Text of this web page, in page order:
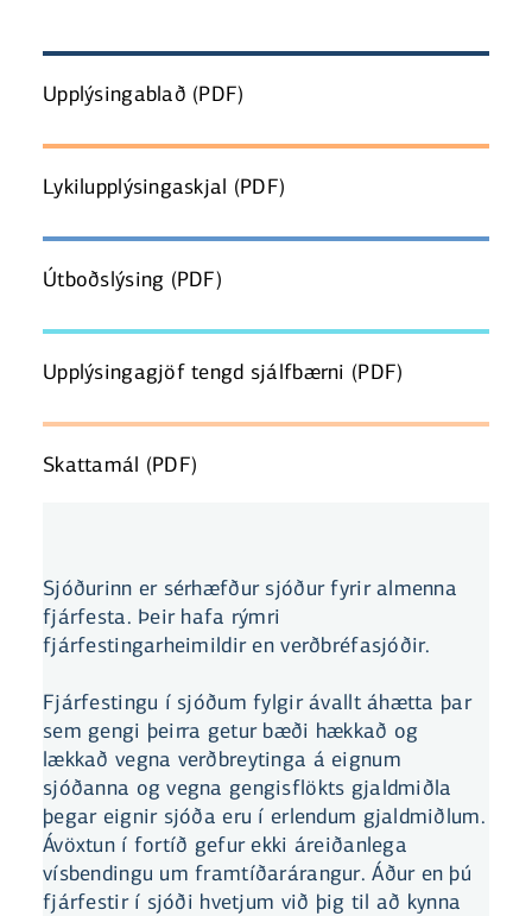
Upplýsingablað (PDF)
Lykilupplýsingaskjal (PDF)
Útboðslýsing (PDF)
Upplýsingagjöf tengd sjálfbærni (PDF)
Skattamál (PDF)
Sjóðurinn er sérhæfður sjóður fyrir almenna
fjárfesta. Þeir hafa rýmri
fjárfestingarheimildir en verðbréfasjóðir.
Fjárfestingu í sjóðum fylgir ávallt áhætta þar
sem gengi þeirra getur bæði hækkað og
lækkað vegna verðbreytinga á eignum
sjóðanna og vegna gengisflökts gjaldmiðla
þegar eignir sjóða eru í erlendum gjaldmiðlum.
Ávöxtun í fortíð gefur ekki áreiðanlega
vísbendingu um framtíðarárangur. Áður en þú
fjárfestir í sjóði hvetjum við þig til að kynna